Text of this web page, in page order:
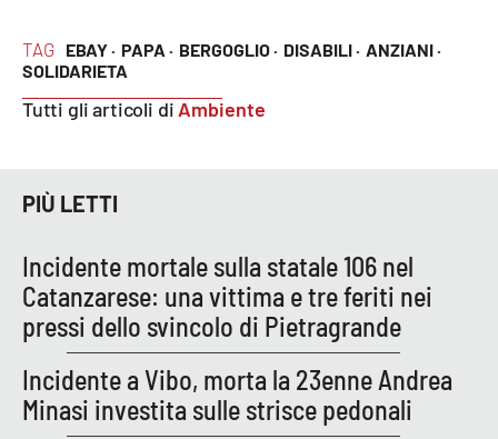
STREAMING
LaC Network
LaC OnAir
EDIZIONI
Catanzaro
TAG EBAY · PAPA · BERGOGLIO · DISABILI · ANZIANI ·
SOLIDARIETA
Tutti gli articoli di Ambiente
PIÙ LETTI
Incidente mortale sulla statale 106 nel
Catanzarese: una vittima e tre feriti nei
pressi dello svincolo di Pietragrande
Incidente a Vibo, morta la 23enne Andrea
Minasi investita sulle strisce pedonali